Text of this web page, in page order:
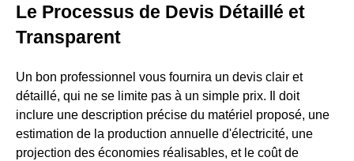
Le Processus de Devis Détaillé et
Transparent
Un bon professionnel vous fournira un devis clair et
détaillé, qui ne se limite pas à un simple prix. Il doit
inclure une description précise du matériel proposé, une
estimation de la production annuelle d'électricité, une
projection des économies réalisables, et le coût de